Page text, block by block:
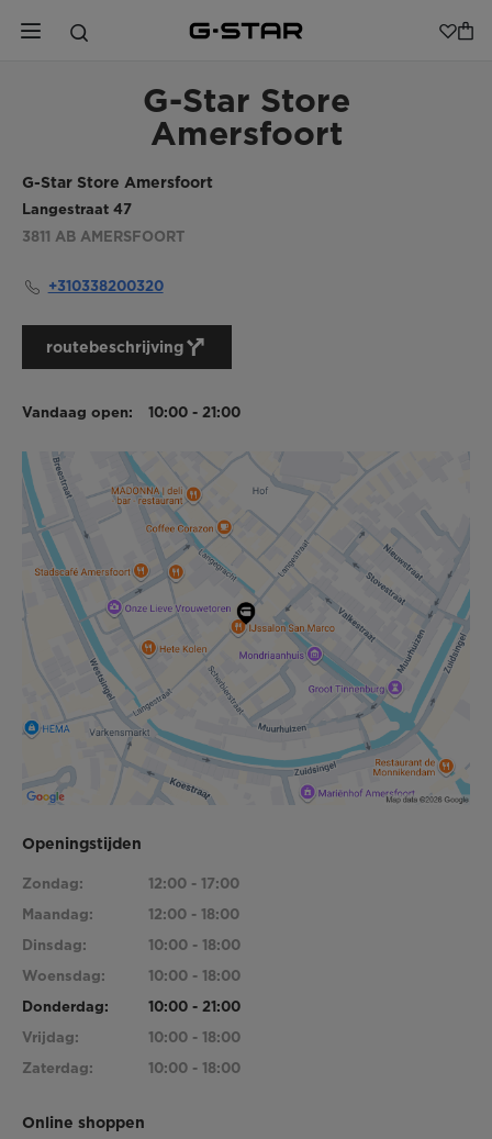
G-Star Store
Amersfoort
G-Star Store Amersfoort
Langestraat 47
3811 AB AMERSFOORT
+310338200320
routebeschrijving
Vandaag open: 10:00 - 21:00
Openingstijden
Zondag:
12:00 - 17:00
Maandag:
12:00 - 18:00
Dinsdag:
10:00 - 18:00
Woensdag:
10:00 - 18:00
Donderdag:
10:00 - 21:00
Vrijdag:
10:00 - 18:00
Zaterdag:
10:00 - 18:00
Online shoppen